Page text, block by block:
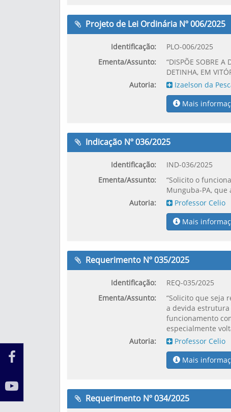
Projeto de Lei Ordinária Nº 006/2025
Identificação:
PLO-006/2025
Ementa/Assunto:
“DISPÕE SOBRE A
DETINHA, EM
Autoria:
Izaelson da
Mais
Indicação Nº 036/2025
Identificação:
IND-036/2025
Ementa/Assunto:
“Solicito o
Munguba-PA,
Autoria:
Professor Celio
Mais
Requerimento Nº 035/2025
Identificação:
REQ-035/2025
Ementa/Assunto:
“Solicito que seja
a devida
funcionamento
especialmente
Autoria:
Professor Celio
Mais
Requerimento Nº 034/2025